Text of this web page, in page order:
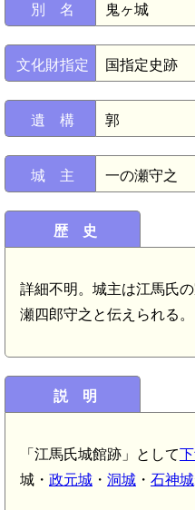
別 名 鬼ヶ城
文化財指定 国指定史跡
遺 構 郭
城 主 一の瀬守之
歴 史
詳細不明。城主は江馬氏
瀬四郎守之と伝えられる。
説 明
「江馬氏城館跡」として
城・ 政元城 ・ 洞城 ・ 石神城